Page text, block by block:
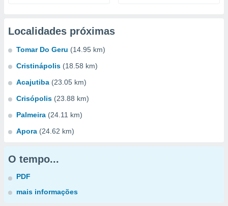
Localidades próximas
Tomar Do Geru (14.95 km)
Cristinápolis (18.58 km)
Acajutiba (23.05 km)
Crisópolis (23.88 km)
Palmeira (24.11 km)
Apora (24.62 km)
O tempo...
PDF
mais informações